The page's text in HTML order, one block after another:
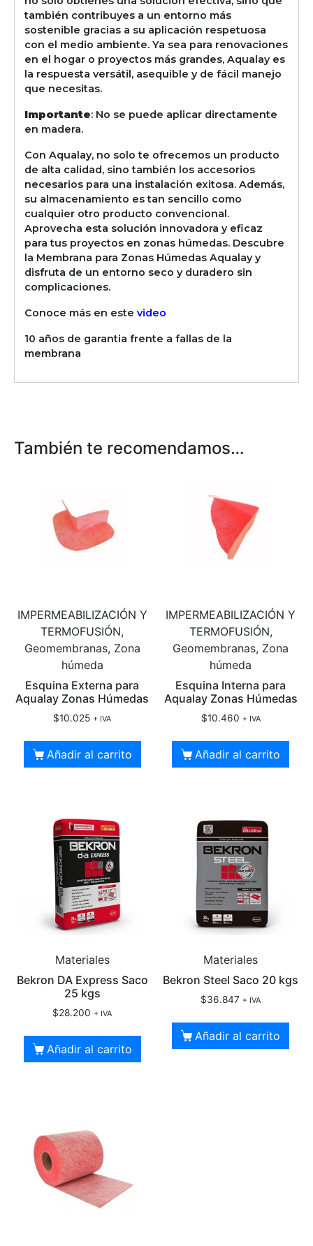
también contribuyes a un entorno más
sostenible gracias a su aplicación respetuosa
con el medio ambiente. Ya sea para renovaciones
en el hogar o proyectos más grandes, Aqualay es
la respuesta versátil, asequible y de fácil manejo
que necesitas.
Importante: No se puede aplicar directamente
en madera.
Con Aqualay, no solo te ofrecemos un producto
de alta calidad, sino también los accesorios
necesarios para una instalación exitosa. Además,
su almacenamiento es tan sencillo como
cualquier otro producto convencional.
Aprovecha esta solución innovadora y eficaz
para tus proyectos en zonas húmedas. Descubre
la Membrana para Zonas Húmedas Aqualay y
disfruta de un entorno seco y duradero sin
complicaciones.
Conoce más en estevideo
10 años de garantia frente a fallas de la
membrana
También te recomendamos…
IMPERMEABILIZACIÓN Y
TERMOFUSIÓN,
Geomembranas, Zona
húmeda
Esquina Externa para
Aqualay Zonas Húmedas
$10.025 + IVA
Añadir al carrito
IMPERMEABILIZACIÓN Y
TERMOFUSIÓN,
Geomembranas, Zona
húmeda
Esquina Interna para
Aqualay Zonas Húmedas
$10.460 + IVA
Añadir al carrito
Materiales
Bekron DA Express Saco
25 kgs
$28.200 + IVA
Añadir al carrito
Materiales
Bekron Steel Saco 20 kgs
$36.847 + IVA
Añadir al carrito